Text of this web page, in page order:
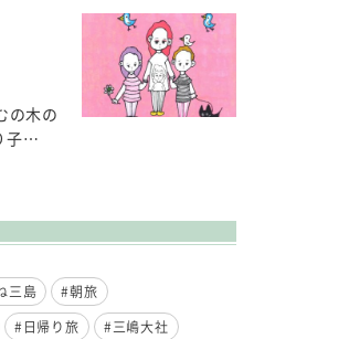
の木の
子…
三島
#朝旅
#日帰り旅
#三嶋大社